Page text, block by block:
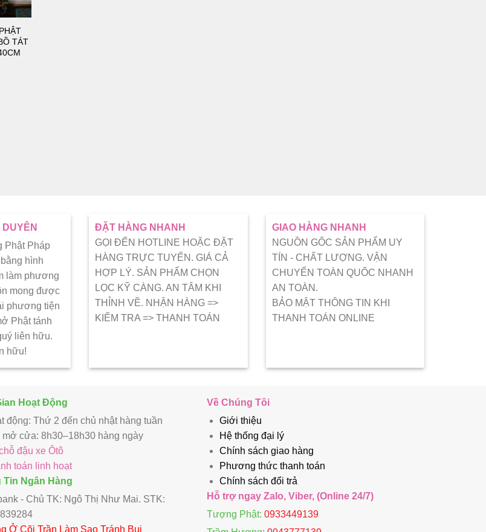
TÁT
Phật Pháp
hình
làm phương
mong được
phương tiện
Phật tánh
liên hữu.
hữu!
ĐẶT HÀNG NHANH
GỌI ĐẾN HOTLINE HOẶC ĐẶT
HÀNG TRỰC TUYẾN. GIÁ CẢ
HỢP LÝ. SẢN PHẨM CHỌN
LỌC KỸ CÀNG. AN TÂM KHI
THỈNH VỀ. NHẬN HÀNG =>
KIẾM TRA => THANH TOÁN
GIAO HÀNG NHANH
NGUỒN GỐC SẢN PHẨM UY
TÍN - CHẤT LƯỢNG. VẬN
CHUYỂN TOÀN QUỐC NHANH
AN TOÀN.
BẢO MẬT THÔNG TIN KHI
THANH TOÁN ONLINE
Hoạt Động
động: Thứ 2 đến chủ nhật hàng tuần
mở cửa: 8h30–18h30 hàng ngày
đậu xe Ôtô
toán linh hoạt
Tin Ngân Hàng
- Chủ TK: Ngô Thị Như Mai. STK:
Ở Cõi Trần Làm Sao Tránh Bụi
Về Chúng Tôi
Giới thiệu
Hệ thống đại lý
Chính sách giao hàng
Phương thức thanh toán
Chính sách đổi trả
Hỗ trợ ngay Zalo, Viber, (Online 24/7)
Tượng Phật: 0933449139